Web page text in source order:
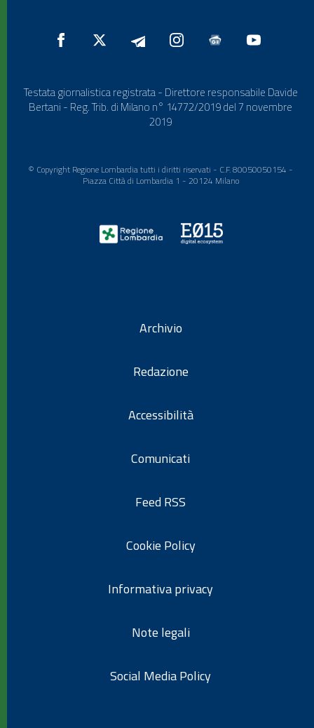
Testata giornalistica registrata - Direttore responsabile Davide
Bertani - Reg. Trib. di Milano n° 14772/2019 del 7 novembre
2019
© Copyright Regione Lombardia tutti i diritti riservati - C.F. 80050050154 -
Piazza Città di Lombardia 1 - 20124 Milano
Archivio
Redazione
Accessibilità
Comunicati
Feed RSS
Cookie Policy
Informativa privacy
Note legali
Social Media Policy